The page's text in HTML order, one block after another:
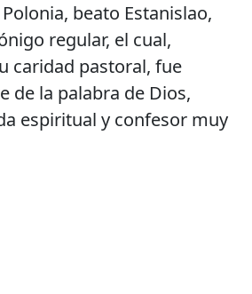
beato Estanislao,
regular, el cual,
caridad pastoral, fue
de la palabra de Dios,
espiritual y confesor muy